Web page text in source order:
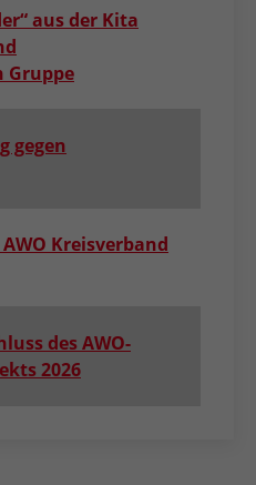
aus der Kita
Gruppe
gegen
Kreisverband
des AWO-
2026